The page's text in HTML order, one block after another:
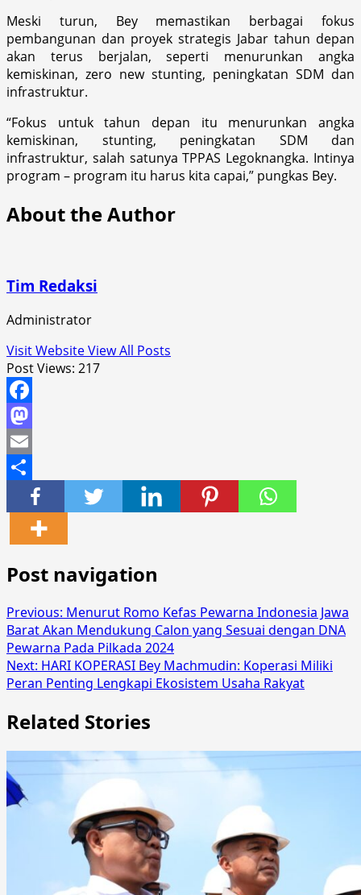
Meski turun, Bey memastikan berbagai fokus
pembangunan dan proyek strategis Jabar tahun depan
akan terus berjalan, seperti menurunkan angka
kemiskinan, zero new stunting, peningkatan SDM dan
infrastruktur.
“Fokus untuk tahun depan itu menurunkan angka
kemiskinan, stunting, peningkatan SDM dan
infrastruktur, salah satunya TPPAS Legoknangka. Intinya
program – program itu harus kita capai,” pungkas Bey.
About the Author
Tim Redaksi
Administrator
Visit WebsiteView All Posts
Post Views: 217
Facebook
Mastodon
Email
Share
Post navigation
Previous: Menurut Romo Kefas Pewarna Indonesia Jawa
Barat Akan Mendukung Calon yang Sesuai dengan DNA
Pewarna Pada Pilkada 2024
Next: HARI KOPERASI Bey Machmudin: Koperasi Miliki
Peran Penting Lengkapi Ekosistem Usaha Rakyat
Related Stories